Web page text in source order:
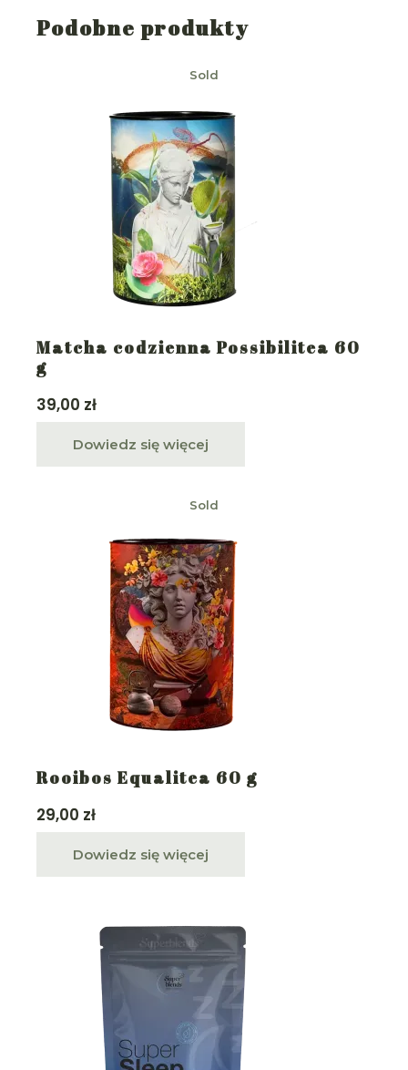
Podobne produkty
Sold
Matcha codzienna Possibilitea 60
g
39,00 zł
Dowiedz się więcej
Sold
Rooibos Equalitea 60 g
29,00 zł
Dowiedz się więcej